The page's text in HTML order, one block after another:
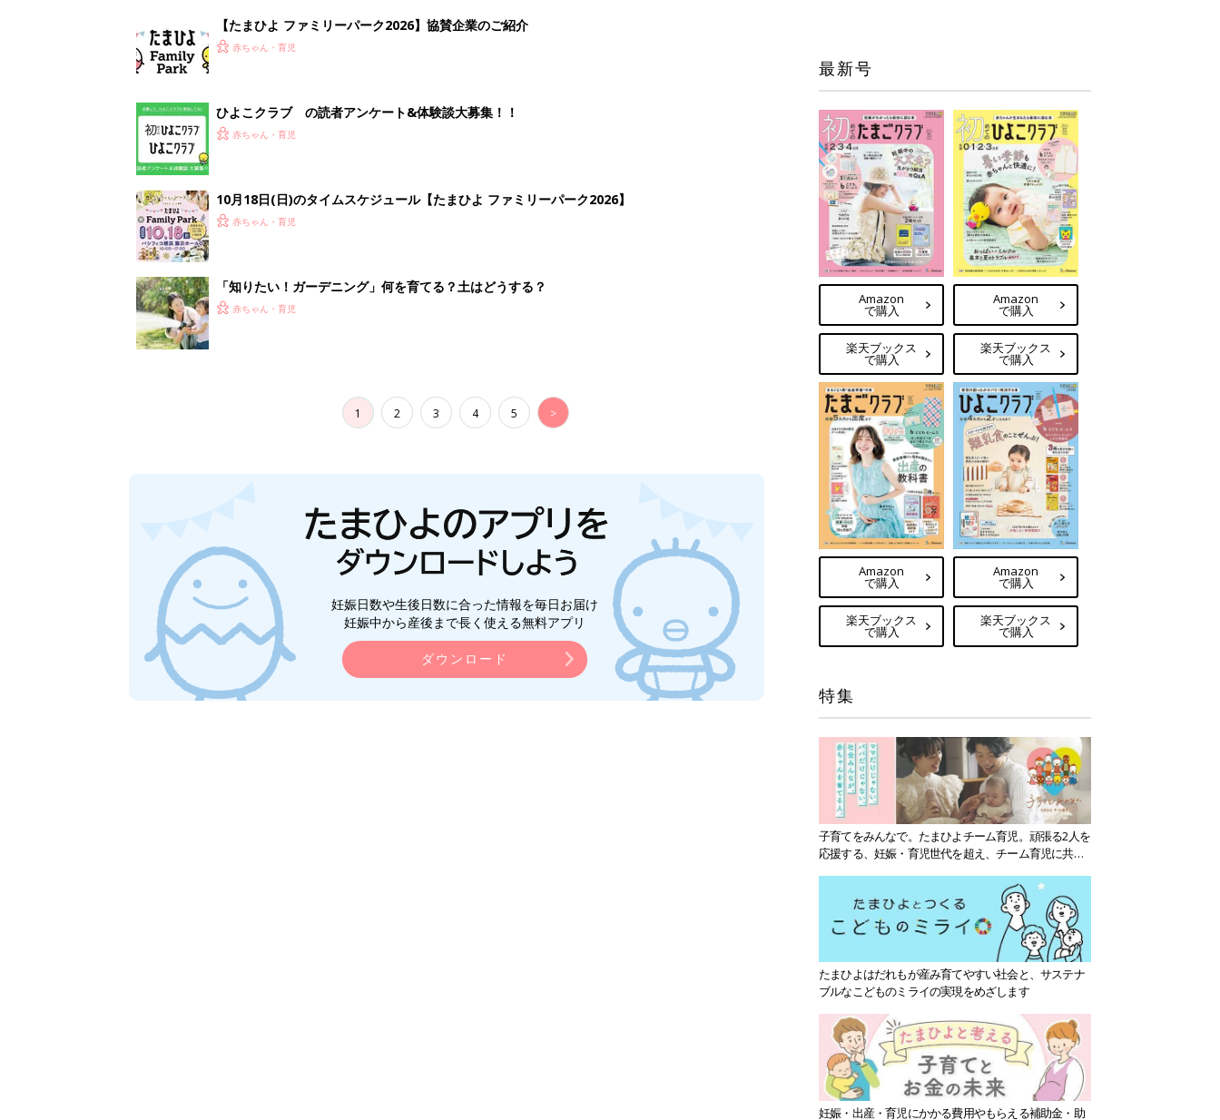
【たまひよ ファミリーパーク2026】協賛企業のご紹介
赤ちゃん・育児
ひよこクラブ の読者アンケート&体験談大募集！！
赤ちゃん・育児
10月18日(日)のタイムスケジュール【たまひよ ファミリーパーク2026】
赤ちゃん・育児
「知りたい！ガーデニング」何を育てる？土はどうする？
赤ちゃん・育児
1 2 3 4 5 >
妊娠日数や生後日数に合った情報を毎日お届け
妊娠中から産後まで長く使える無料アプリ
ダウンロード
最新号
Amazon
で購入
楽天ブックス
で購入
Amazon
で購入
楽天ブックス
で購入
Amazon
で購入
楽天ブックス
で購入
Amazon
で購入
楽天ブックス
で購入
特集
子育てをみんなで。たまひよチーム育児。頑張る2人を
応援する、妊娠・育児世代を超え、チーム育児に共感
たまひよはだれもが産み育てやすい社会と、サステナ
ブルなこどものミライの実現をめざします
妊娠・出産・育児にかかる費用やもらえる補助金・助